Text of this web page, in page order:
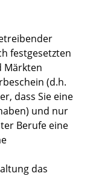
festgesetzten
Märkten
(d.h.
dass Sie eine
und nur
Berufe eine
das